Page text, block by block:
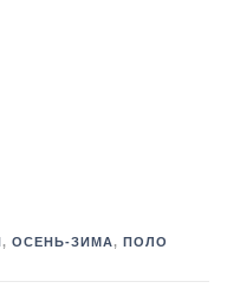
, ОСЕНЬ-ЗИМА, ПОЛО